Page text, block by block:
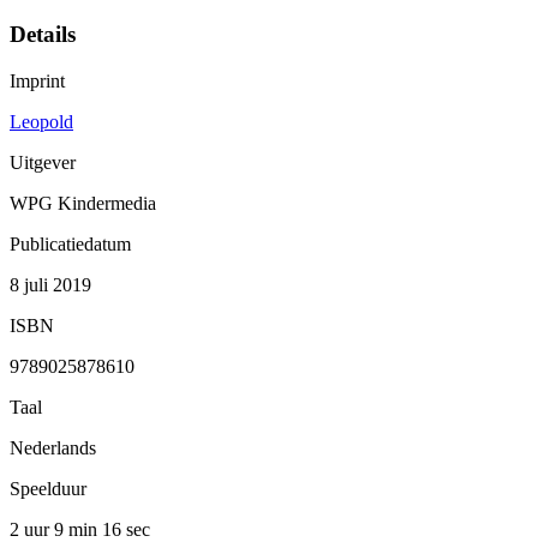
Details
Imprint
Leopold
Uitgever
WPG Kindermedia
Publicatiedatum
8 juli 2019
ISBN
9789025878610
Taal
Nederlands
Speelduur
2 uur 9 min 16 sec